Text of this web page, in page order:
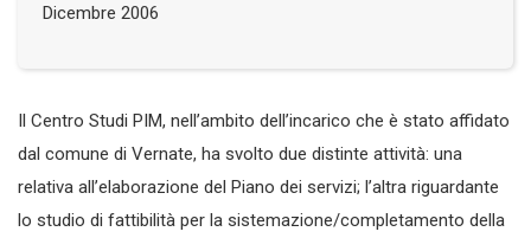
Dicembre 2006
Il Centro Studi PIM, nell’ambito dell’incarico che è stato affidato
dal comune di Vernate, ha svolto due distinte attività: una
relativa all’elaborazione del Piano dei servizi; l’altra riguardante
lo studio di fattibilità per la sistemazione/completamento della